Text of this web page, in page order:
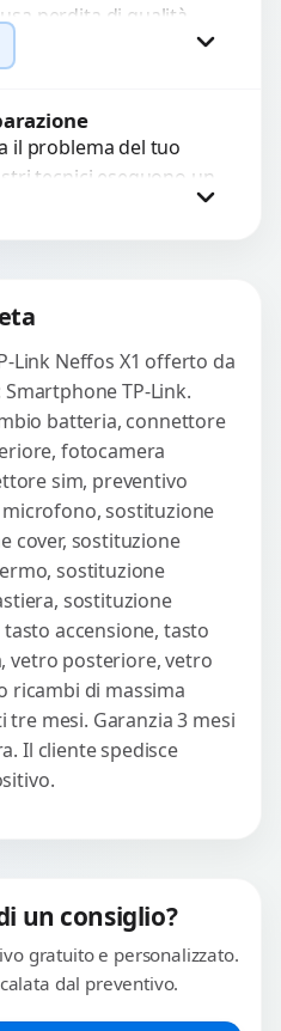
perdita di qualità
di collegare cuffie
Preventivo
il problema del tuo
tecnici eseguono un
con strumenti
Link Neffos X1 offerto da
Smartphone TP-Link.
batteria, connettore
fotocamera
sim, preventivo
sostituzione
cover, sostituzione
sostituzione
sostituzione
accensione, tasto
vetro posteriore, vetro
ricambi di massima
mesi. Garanzia 3 mesi
Il cliente spedisce
un consiglio?
gratuito e personalizzato.
dal preventivo.